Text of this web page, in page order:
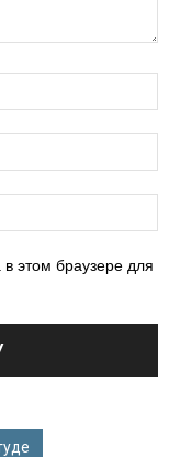
этом браузере для